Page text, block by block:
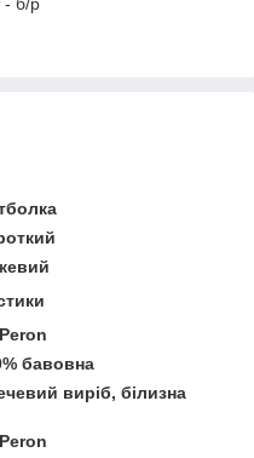
бавовна
виріб, білизна